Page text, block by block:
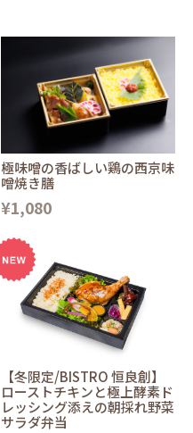
極味噌の香ばしい鶏の西京味
噌焼き膳
¥1,080
【冬限定/BISTRO 恒良創】
ローストチキンと極上酵素ド
レッシング添えの朝採れ野菜
サラダ弁当